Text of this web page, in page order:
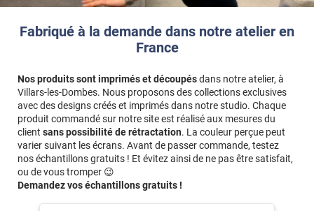
Fabriqué à la demande dans notre atelier en
France
Nos produits sont imprimés et découpésdans notre atelier, à
Villars-les-Dombes. Nous proposons des collections exclusives
avec des designs créés et imprimés dans notre studio. Chaque
produit commandé sur notre site est réalisé aux mesures du
client sans possibilité de rétractation. La couleur perçue peut
varier suivant les écrans. Avant de passer commande, testez
nos échantillons gratuits ! Et évitez ainsi de ne pas être satisfait,
ou de vous tromper 😉
Demandez vos échantillons gratuits !